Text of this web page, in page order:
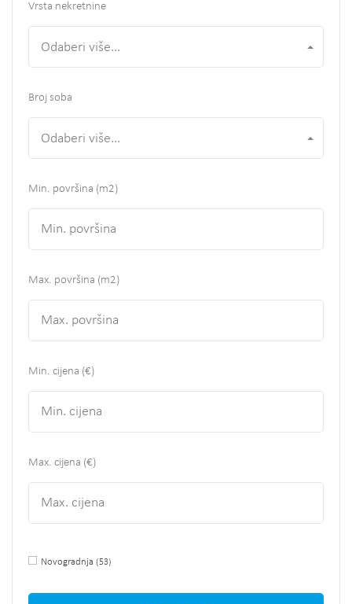
Vrsta nekretnine
Odaberi više...
Broj soba
Odaberi više...
Min. površina (m2)
Max. površina (m2)
Min. cijena (€)
Max. cijena (€)
Novogradnja (53)